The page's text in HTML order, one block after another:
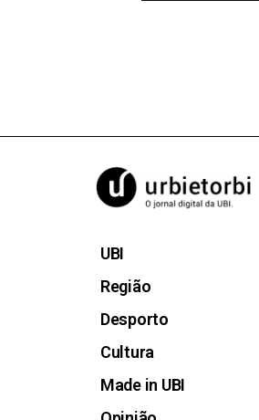
UBI
Região
Desporto
Cultura
Made in UBI